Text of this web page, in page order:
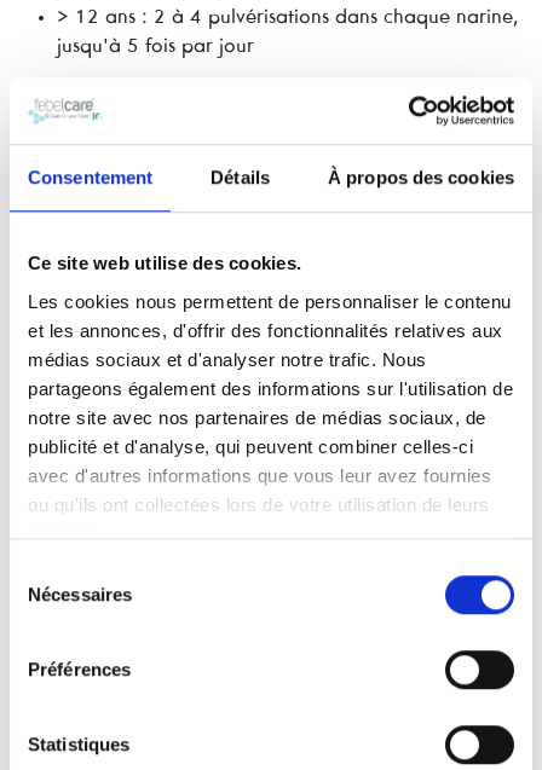
Consentement Détails À propos des cookies
Ce site web utilise des cookies.
Les cookies nous permettent de personnaliser le contenu
et les annonces, d'offrir des fonctionnalités relatives aux
médias sociaux et d'analyser notre trafic. Nous
partageons également des informations sur l'utilisation de
notre site avec nos partenaires de médias sociaux, de
publicité et d'analyse, qui peuvent combiner celles-ci
avec d'autres informations que vous leur avez fournies
ou qu'ils ont collectées lors de votre utilisation de leurs
services.
Nécessaires
Préférences
Statistiques
> 12 ans : 2 à 4 pulvérisations dans chaque narine,
jusqu'à 5 fois par jour
6+
ANS
Cela pourrait aussi vous plaire
Toux & Rhume